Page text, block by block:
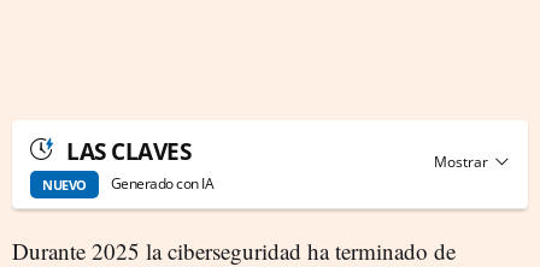
LAS CLAVES
NUEVO Generado con IA
Durante 2025 la ciberseguridad ha terminado de